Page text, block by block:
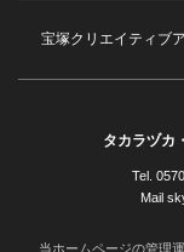
宝塚クリエイティブ
タカラヅカ
Tel.
Mail
当ホームページの管理